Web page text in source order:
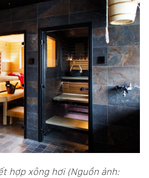
hợp xông hơi (Nguồn ảnh: